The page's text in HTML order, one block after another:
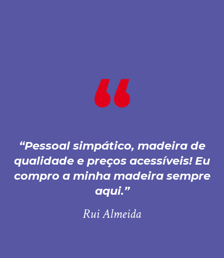
Pessoal simpático, madeira de
qualidade e preços acessíveis! Eu
compro a minha madeira sempre
aqui.
Rui Almeida